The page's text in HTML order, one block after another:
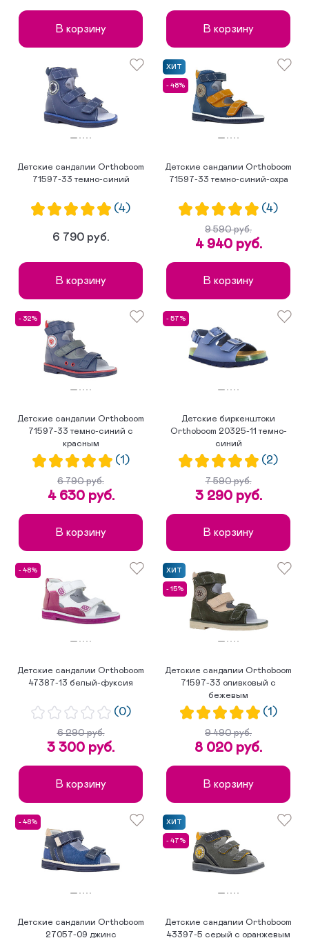
В корзину В корзину
Детские сандалии Orthoboom
71597-33 темно-синий
(4)
6 790 руб.
В корзину
ХИТ
- 48%
Детские сандалии Orthoboom
71597-33 темно-синий-охра
(4)
9 590 руб.
4 940 руб.
В корзину
- 32%
Детские сандалии Orthoboom
71597-33 темно-синий с
красным
(1)
6 790 руб.
4 630 руб.
В корзину
- 57%
Детские биркенштоки
Orthoboom 20325-11 темно-
синий
(2)
7 590 руб.
3 290 руб.
В корзину
- 48%
Детские сандалии Orthoboom
47387-13 белый-фуксия
(0)
6 290 руб.
3 300 руб.
В корзину
ХИТ
- 15%
Детские сандалии Orthoboom
71597-33 оливковый с
бежевым
(1)
9 490 руб.
8 020 руб.
В корзину
- 48%
Детские сандалии Orthoboom
27057-09 джинс
ХИТ
- 47%
Детские сандалии Orthoboom
43397-5 серый с оранжевым